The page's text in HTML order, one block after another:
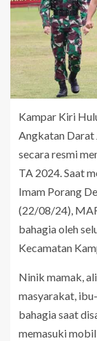
Kampar Kiri
Angkatan Darat
secara resmi
TA 2024. Saat
Imam Porang
(22/08/24),
bahagia oleh
Kecamatan
Ninik mamak,
masyarakat,
bahagia saat
memasuki